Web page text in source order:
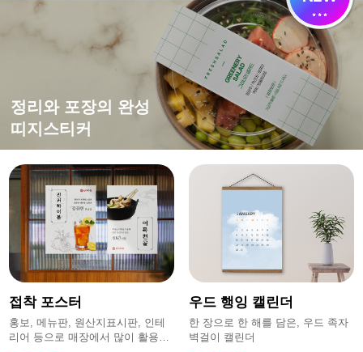
떨어지지 않는 강한 접착력
특수초강접스티커
평범한 엽서에 감성을 더하면?
캔버스엽서
홍보,이벤트에 효과적인
모양엽서
정리와 포장의 완성
띠지스티커
접착 포스터
홍보, 메뉴판, 원산지표시판, 인테
리어 등으로 매장에서 많이 활용하
우드 행잉 캘린더
한 장으로 한 해를 담은, 우드 족자
벽걸이 캘린더